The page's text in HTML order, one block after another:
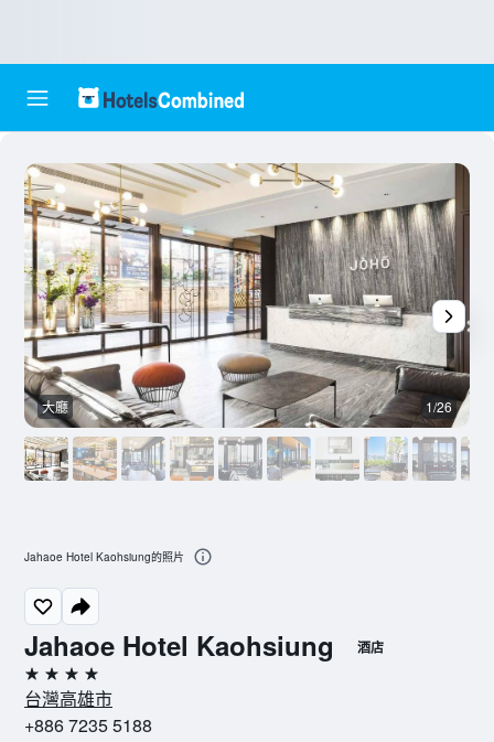
Jahaoe Hotel Kaohsiung 酒店
4星級
台灣高雄市
+886 7235 5188
大廳 1/26
Jahaoe Hotel Kaohsiung的照片